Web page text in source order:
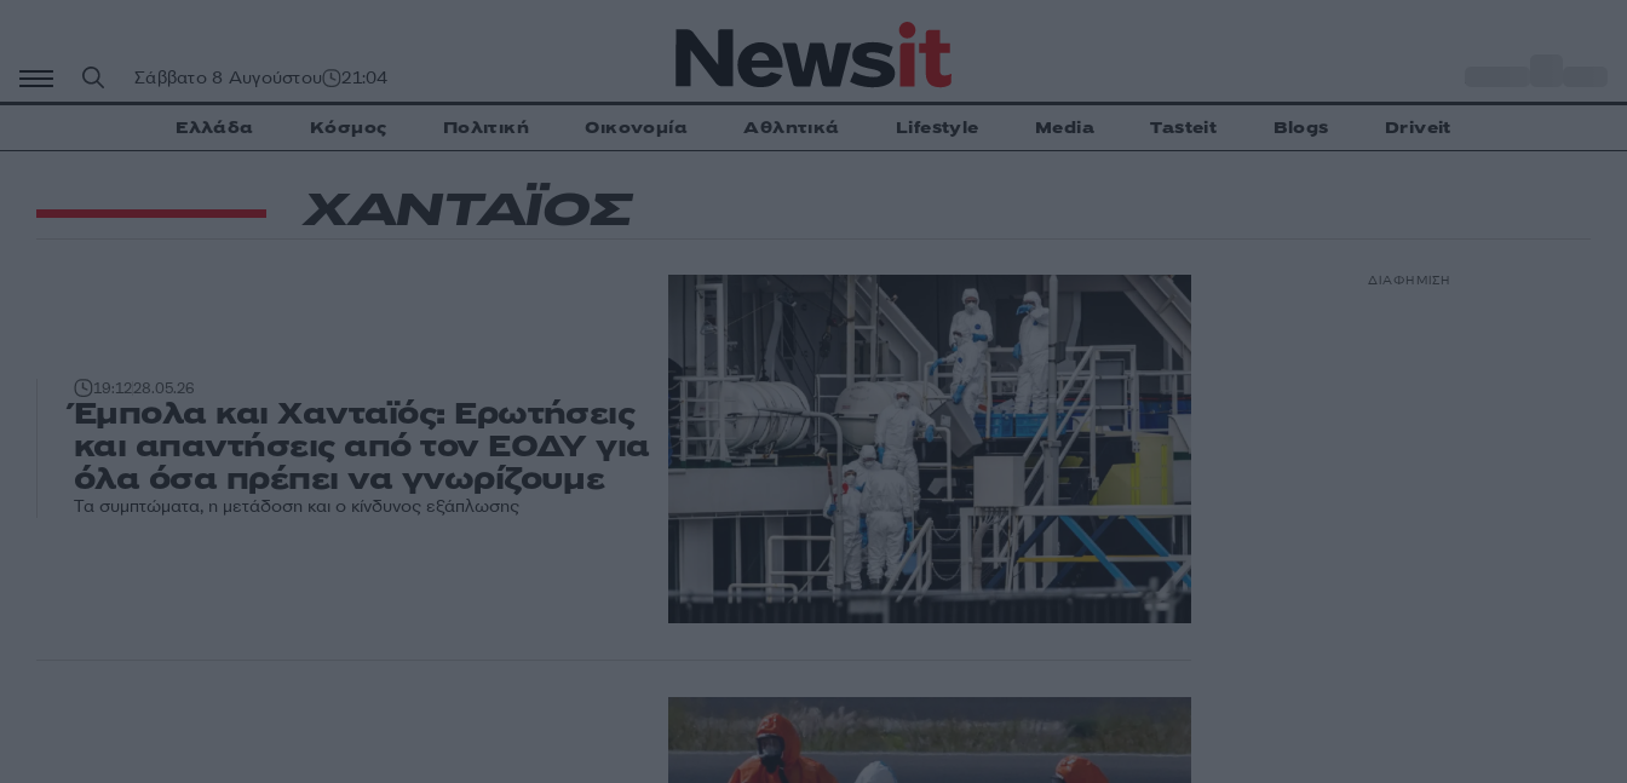
περιεχόμενο
Σάββατο 8 Αυγούστου 21:04
Ελλάδα Κόσμος Πολιτική Οικονομία Αθλητικά Lifestyle Media Tasteit Blogs Driveit
ΧΑΝΤΑΪΟΣ
19:1228.05.26
Έμπολα και Χανταϊός: Ερωτήσεις
και απαντήσεις από τον ΕΟΔΥ για
όλα όσα πρέπει να γνωρίζουμε
Τα συμπτώματα, η μετάδοση και ο κίνδυνος εξάπλωσης
ΔΙΑΦΗΜΙΣΗ